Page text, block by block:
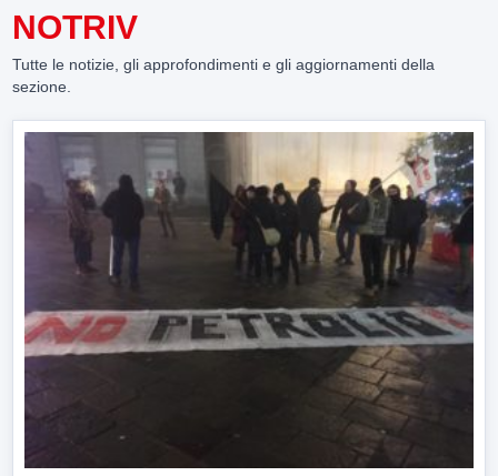
NOTRIV
Tutte le notizie, gli approfondimenti e gli aggiornamenti della
sezione.